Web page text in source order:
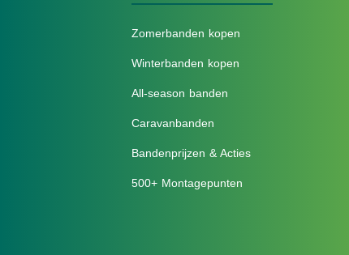
Zomerbanden kopen
Winterbanden kopen
All-season banden
Caravanbanden
Bandenprijzen & Acties
500+ Montagepunten